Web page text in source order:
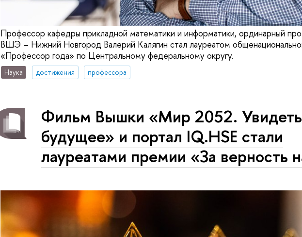
Профессор кафедры прикладной математики и информатики, ординарный
ВШЭ – Нижний Новгород Валерий Калягин стал лауреатом
«Профессор года» по Центральному федеральному округу.
Наука достижения профессора
Фильм Вышки «Мир 2052. Увидеть
будущее» и портал IQ.HSE стали
лауреатами премии «За верность